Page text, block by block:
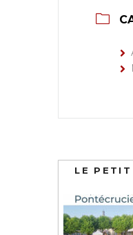
LE PETIT